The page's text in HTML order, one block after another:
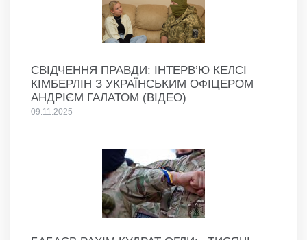
СВІДЧЕННЯ ПРАВДИ: ІНТЕРВ’Ю КЕЛСІ
КІМБЕРЛІН З УКРАЇНСЬКИМ ОФІЦЕРОМ
АНДРІЄМ ГАЛАТОМ (ВІДЕО)
09.11.2025